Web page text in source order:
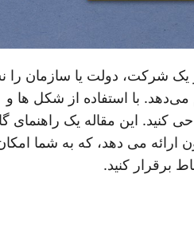
شرکت، دولت یا سازمان را
با استفاده از شکل ها و
کنید. این مقاله یک راهنمای
ارائه می دهد، که به شما
برقرار کنید.